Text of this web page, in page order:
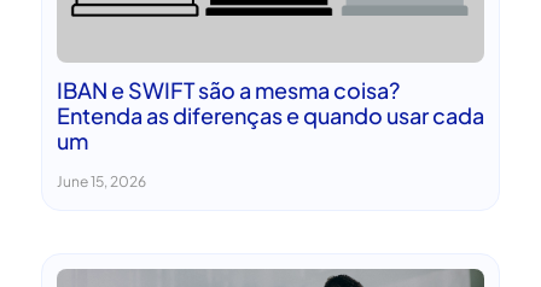
IBAN e SWIFT são a mesma coisa?
Entenda as diferenças e quando usar cada
um
June 15, 2026